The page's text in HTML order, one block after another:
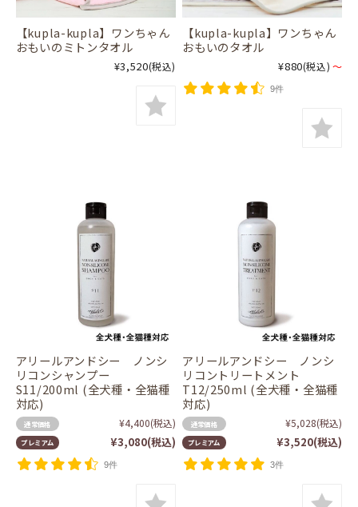
【kupla-kupla】ワンちゃん
おもいのミトンタオル
¥3,520(税込)
【kupla-kupla】ワンちゃん
おもいのタオル
¥880(税込) ～
9件
アリールアンドシー ノンシ
リコンシャンプー
S11/200ml (全犬種・全猫種
対応)
通常価格 ¥4,400(税込)
プレミアム ¥3,080(税込)
9件
アリールアンドシー ノンシ
リコントリートメント
T12/250ml (全犬種・全猫種
対応)
通常価格 ¥5,028(税込)
プレミアム ¥3,520(税込)
3件